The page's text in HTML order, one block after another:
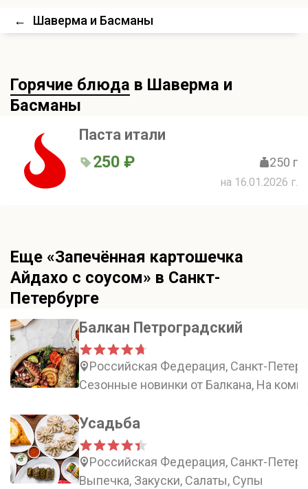
← Шаверма и Басманы
Горячие блюда в Шаверма и
Басманы
Паста итали
250 ₽ 250 г
на 16.01.2026 г.
Еще «Запечённая картошечка
Айдахо с соусом» в Санкт-
Петербурге
Балкан Петроградский
Российская Федерация, Санкт-
Сезонные новинки от Балкана, На
Усадьба
Российская Федерация, Санкт-
Выпечка, Закуски, Салаты, Супы